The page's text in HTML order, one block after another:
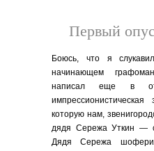
Первый
Боюсь, что я
начинающем
написал еще в
которую нам,
дядя Сережа Уткин —
Дядя Сережа